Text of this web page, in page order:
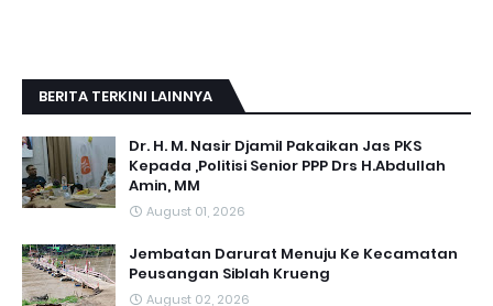
BERITA TERKINI LAINNYA
Dr. H. M. Nasir Djamil Pakaikan Jas PKS
Kepada ,Politisi Senior PPP Drs H.Abdullah
Amin, MM
August 01, 2026
Jembatan Darurat Menuju Ke Kecamatan
Peusangan Siblah Krueng
August 02, 2026